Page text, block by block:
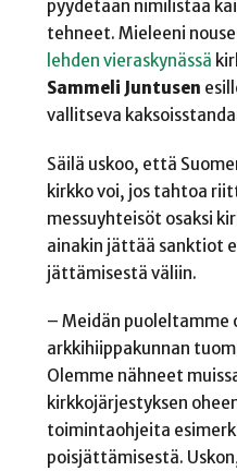
pyydetään nimilistaa
tehneet. Mieleeni
lehden vieraskynässä
Sammeli Juntusen
vallitseva
Säilä uskoo, että
kirkko voi, jos tahtoa
messuyhteisöt osaksi
ainakin jättää sanktiot
jättämisestä väliin.
– Meidän puoleltamme
arkkihiippakunnan
Olemme nähneet
kirkkojärjestyksen
toimintaohjeita
poisjättämisestä.